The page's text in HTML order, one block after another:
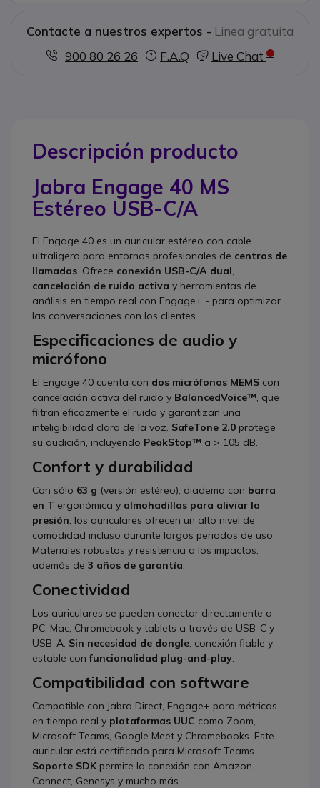
Contacte a nuestros expertos - Linea gratuita
900 80 26 26
F.A.Q Live Chat
Descripción producto
Jabra Engage 40 MS
Estéreo USB-C/A
El Engage 40 es un auricular estéreo con cable
ultraligero para entornos profesionales de centros de
llamadas. Ofrece conexión USB-C/A dual,
cancelación de ruido activa y herramientas de
análisis en tiempo real con Engage+ - para optimizar
las conversaciones con los clientes.
Especificaciones de audio y
micrófono
El Engage 40 cuenta con dos micrófonos MEMS con
cancelación activa del ruido y BalancedVoice™, que
filtran eficazmente el ruido y garantizan una
inteligibilidad clara de la voz. SafeTone 2.0 protege
su audición, incluyendo PeakStop™ a > 105 dB.
Confort y durabilidad
Con sólo 63 g (versión estéreo), diadema con barra
en T ergonómica y almohadillas para aliviar la
presión, los auriculares ofrecen un alto nivel de
comodidad incluso durante largos periodos de uso.
Materiales robustos y resistencia a los impactos,
además de 3 años de garantía.
Conectividad
Los auriculares se pueden conectar directamente a
PC, Mac, Chromebook y tablets a través de USB-C y
USB-A. Sin necesidad de dongle: conexión fiable y
estable confuncionalidad plug-and-play.
Compatibilidad con software
Compatible con Jabra Direct, Engage+ para métricas
en tiempo real y plataformas UUC como Zoom,
Microsoft Teams, Google Meet y Chromebooks. Este
auricular está certificado para Microsoft Teams.
Soporte SDK permite la conexión con Amazon
Connect, Genesys y mucho más.